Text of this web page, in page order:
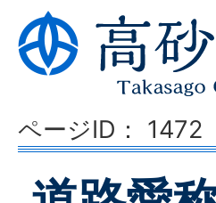
ページID： 1472